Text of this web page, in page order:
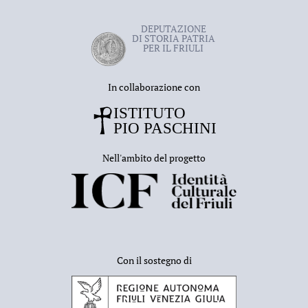
DEPUTAZIONE
DI STORIA PATRIA
PER IL FRIULI
In collaborazione con
Nell'ambito del progetto
Con il sostegno di